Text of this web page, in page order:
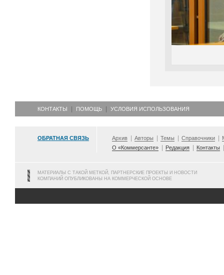
КОНТАКТЫ ПОМОЩЬ УСЛОВИЯ ИСПОЛЬЗОВАНИЯ
ОБРАТНАЯ СВЯЗЬ Архив Авторы Темы Справочники
О «Коммерсанте»
Редакция Контакты
МАТЕРИАЛЫ С ТАКОЙ МЕТКОЙ, ПАРТНЕРСКИЕ ПРОЕКТЫ И НОВОСТИ
КОМПАНИЙ ОПУБЛИКОВАНЫ НА КОММЕРЧЕСКОЙ ОСНОВЕ